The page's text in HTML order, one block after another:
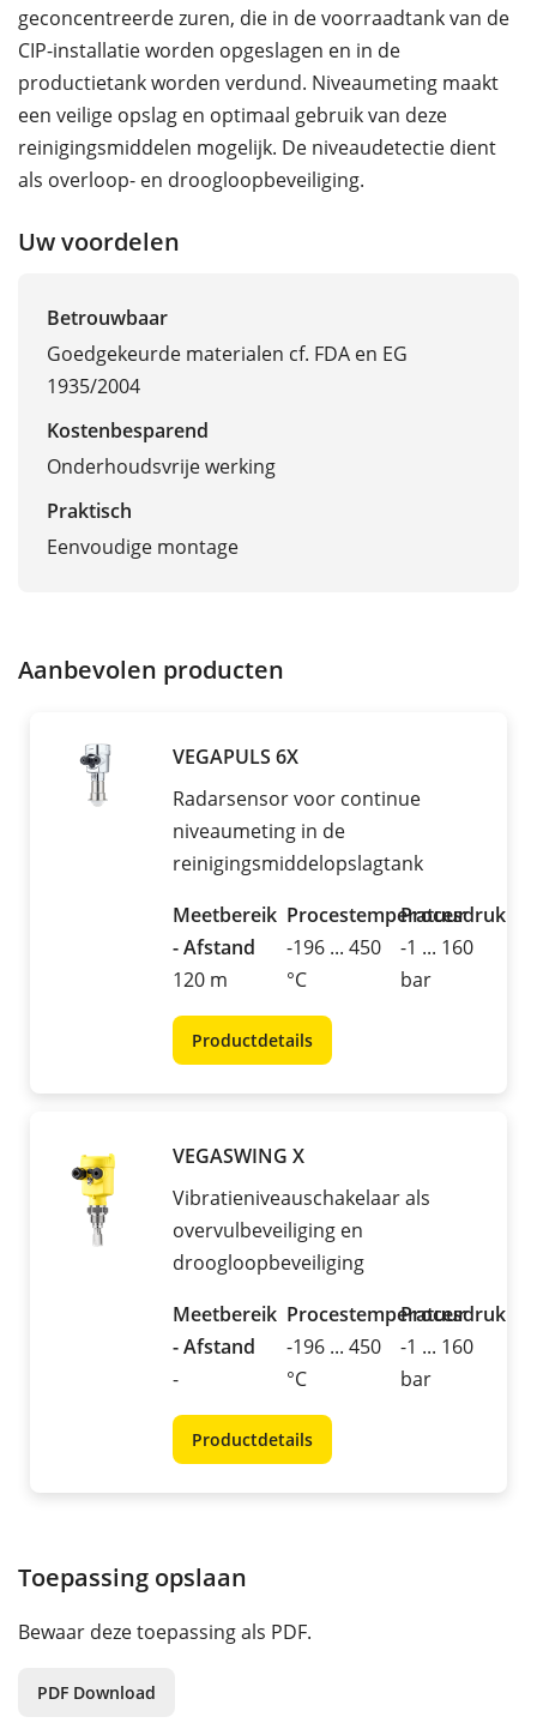
geconcentreerde zuren, die in de voorraadtank van de
CIP-installatie worden opgeslagen en in de
productietank worden verdund. Niveaumeting maakt
een veilige opslag en optimaal gebruik van deze
reinigingsmiddelen mogelijk. De niveaudetectie dient
als overloop- en droogloopbeveiliging.
Uw voordelen
Betrouwbaar
Goedgekeurde materialen cf. FDA en EG
1935/2004
Kostenbesparend
Onderhoudsvrije werking
Praktisch
Eenvoudige montage
Aanbevolen producten
VEGAPULS 6X
Radarsensor voor continue
niveaumeting in de
reinigingsmiddelopslagtank
Meetbereik
- Afstand
120 m
Procestemperatuur
-196 ... 450
°C
Procesdruk
-1 ... 160
bar
Productdetails
VEGASWING X
Vibratieniveauschakelaar als
overvulbeveiliging en
droogloopbeveiliging
Meetbereik
- Afstand
-
Procestemperatuur
-196 ... 450
°C
Procesdruk
-1 ... 160
bar
Productdetails
Toepassing opslaan
Bewaar deze toepassing als PDF.
PDF Download